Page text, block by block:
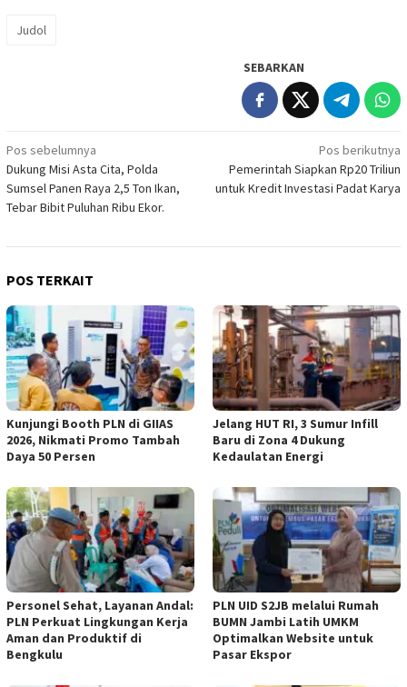
Judol
SEBARKAN
Navigasi
pos
Pos sebelumnya
Dukung Misi Asta Cita, Polda
Sumsel Panen Raya 2,5 Ton Ikan,
Tebar Bibit Puluhan Ribu Ekor.
Pos berikutnya
Pemerintah Siapkan Rp20 Triliun
untuk Kredit Investasi Padat Karya
POS TERKAIT
Kunjungi Booth PLN di GIIAS
2026, Nikmati Promo Tambah
Daya 50 Persen
Jelang HUT RI, 3 Sumur Infill
Baru di Zona 4 Dukung
Kedaulatan Energi
Personel Sehat, Layanan Andal:
PLN Perkuat Lingkungan Kerja
Aman dan Produktif di
Bengkulu
PLN UID S2JB melalui Rumah
BUMN Jambi Latih UMKM
Optimalkan Website untuk
Pasar Ekspor